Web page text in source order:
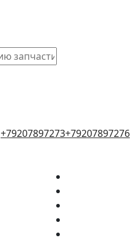
+79207897273+79207897276